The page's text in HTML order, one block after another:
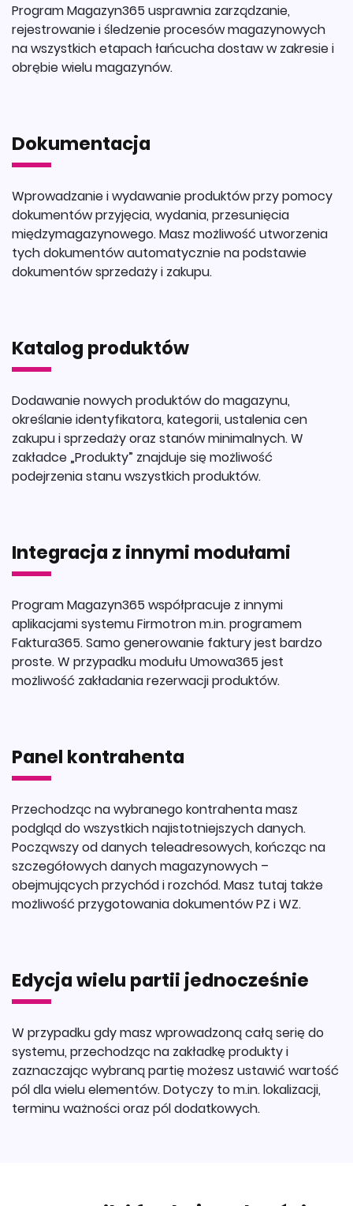
Program Magazyn365 usprawnia zarządzanie,
rejestrowanie i śledzenie procesów magazynowych
na wszystkich etapach łańcucha dostaw w zakresie i
obrębie wielu magazynów.
Dokumentacja
Wprowadzanie i wydawanie produktów przy pomocy
dokumentów przyjęcia, wydania, przesunięcia
międzymagazynowego. Masz możliwość utworzenia
tych dokumentów automatycznie na podstawie
dokumentów sprzedaży i zakupu.
Katalog produktów
Dodawanie nowych produktów do magazynu,
określanie identyfikatora, kategorii, ustalenia cen
zakupu i sprzedaży oraz stanów minimalnych. W
zakładce „Produkty” znajduje się możliwość
podejrzenia stanu wszystkich produktów.
Integracja z innymi modułami
Program Magazyn365 współpracuje z innymi
aplikacjami systemu Firmotron m.in. programem
Faktura365. Samo generowanie faktury jest bardzo
proste. W przypadku modułu Umowa365 jest
możliwość zakładania rezerwacji produktów.
Panel kontrahenta
Przechodząc na wybranego kontrahenta masz
podgląd do wszystkich najistotniejszych danych.
Począwszy od danych teleadresowych, kończąc na
szczegółowych danych magazynowych –
obejmujących przychód i rozchód. Masz tutaj także
możliwość przygotowania dokumentów PZ i WZ.
Edycja wielu partii jednocześnie
W przypadku gdy masz wprowadzoną całą serię do
systemu, przechodząc na zakładkę produkty i
zaznaczając wybraną partię możesz ustawić wartość
pól dla wielu elementów. Dotyczy to m.in. lokalizacji,
terminu ważności oraz pól dodatkowych.